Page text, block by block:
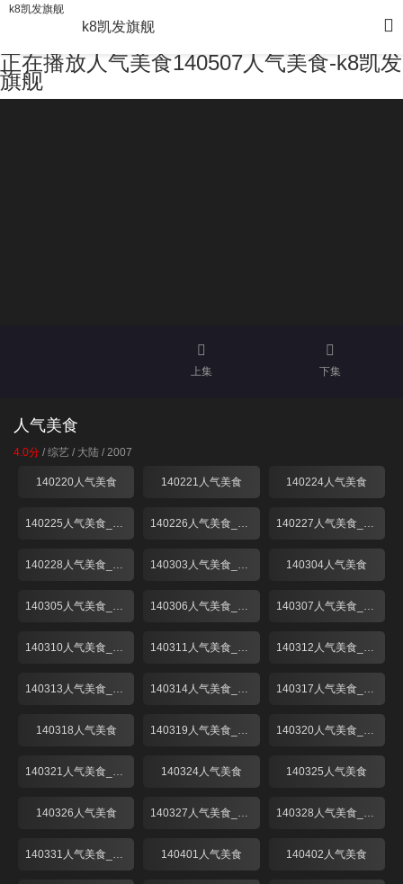
正在播放人气美食140507人气美食-k8凯发
旗舰
k8凯发旗舰
k8凯发旗舰
上集 下集
人气美食
4.0分 / 综艺 / 大陆 / 2007
140220人气美食 140221人气美食 140224人气美食
140225人气美食_001 140226人气美食_001 140227人气美食_001
140228人气美食_001 140303人气美食_001 140304人气美食
140305人气美食_001 140306人气美食_001 140307人气美食_001
140310人气美食_001 140311人气美食_001 140312人气美食_001
140313人气美食_001 140314人气美食_001 140317人气美食_001
140318人气美食 140319人气美食_001 140320人气美食_001
140321人气美食_001 140324人气美食 140325人气美食
140326人气美食 140327人气美食_001 140328人气美食_001
140331人气美食_001 140401人气美食 140402人气美食